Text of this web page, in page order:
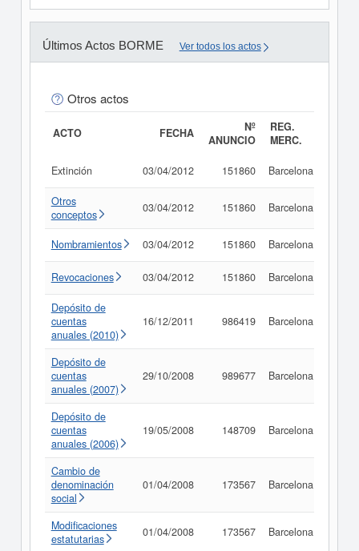
Últimos Actos BORME Ver todos los actos
Otros actos
ACTO FECHA
Nº
ANUNCIO
REG.
MERC.
Extinción 03/04/2012 151860 Barcelona
Otros
conceptos
03/04/2012 151860 Barcelona
Nombramientos 03/04/2012 151860 Barcelona
Revocaciones 03/04/2012 151860 Barcelona
Depósito de
cuentas
anuales (2010)
16/12/2011 986419 Barcelona
Depósito de
cuentas
anuales (2007)
29/10/2008 989677 Barcelona
Depósito de
cuentas
anuales (2006)
19/05/2008 148709 Barcelona
Cambio de
denominación
social
01/04/2008 173567 Barcelona
Modificaciones
estatutarias
01/04/2008 173567 Barcelona